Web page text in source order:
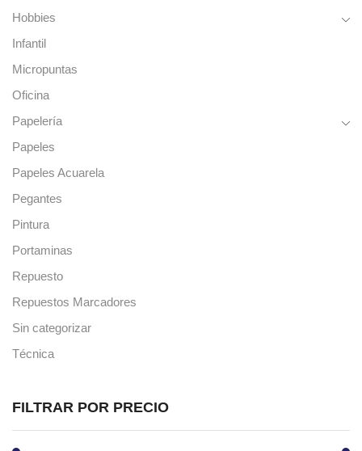
Hobbies
Infantil
Micropuntas
Oficina
Papelería
Papeles
Papeles Acuarela
Pegantes
Pintura
Portaminas
Repuesto
Repuestos Marcadores
Sin categorizar
Técnica
FILTRAR POR PRECIO